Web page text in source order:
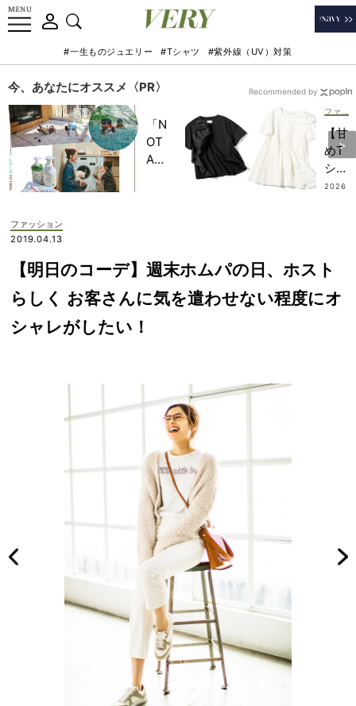
#一生ものジュエリー #Tシャツ #紫外線（UV）対策
今、あなたにオススメ〈PR〉
「N
OT
A
記憶
に一
生残
を
【甘
めT
シャ
ツに
だけ
ど華
やか
2026
Recommended by
ファッション
2019.04.13
【明日のコーデ】週末ホムパの日、ホスト
らしく お客さんに気を遣わせない程度にオ
シャレがしたい！